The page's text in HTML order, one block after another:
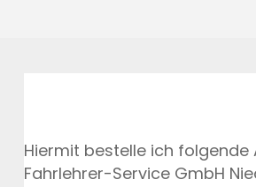
Hiermit bestelle ich folgende
Fahrlehrer-Service GmbH